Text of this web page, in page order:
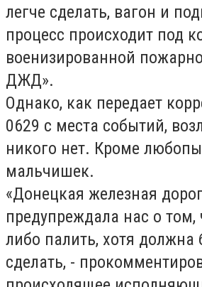
легче сделать, вагон и
процесс происходит под
военизированной
ДЖД».
Однако, как передает
0629 с места событий,
никого нет. Кроме
мальчишек.
«Донецкая железная
предупреждала нас о том,
либо палить, хотя должна
сделать, -